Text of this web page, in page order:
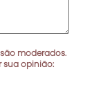
moderados.
sua opinião: